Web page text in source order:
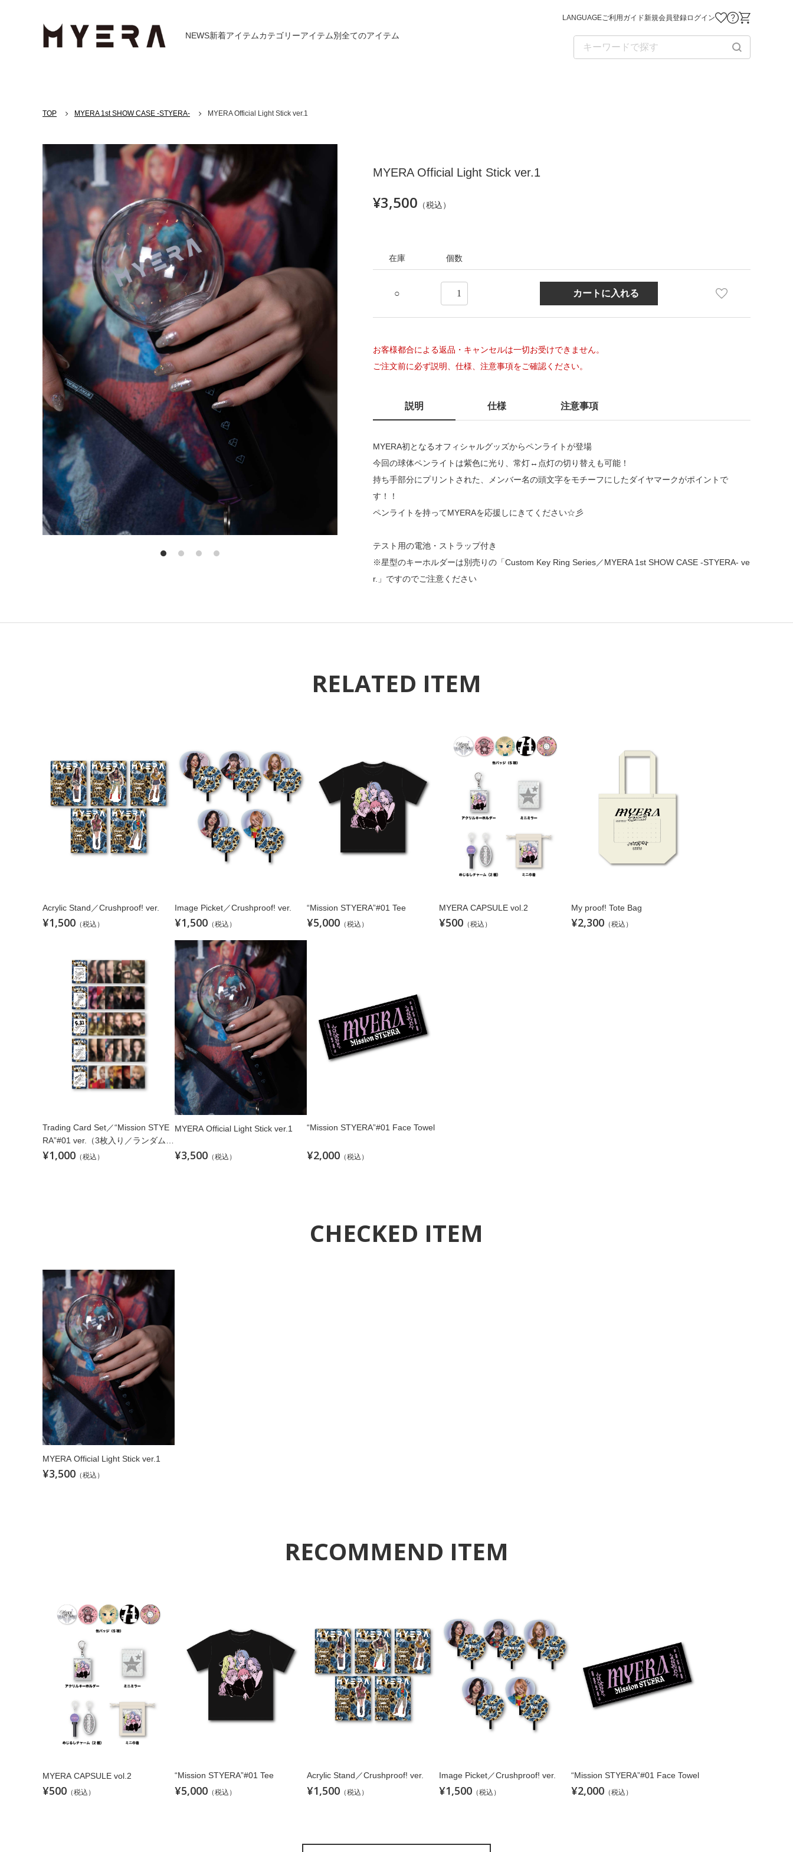
NEWS新着アイテムカテゴリーアイテム別全てのアイテム
LANGUAGEご利用ガイド新規会員登録ログイン お気に入り商品
お問い合わせ
TOP MYERA 1st SHOW CASE -STYERA- MYERA Official Light Stick ver.1
Previous
MYERA Official Light Stick ver.1
¥3,500 （税込）
在庫 個数
○
お客様都合による返品・キャンセルは一切お受けできません。
ご注文前に必ず説明、仕様、注意事項をご確認ください。
説明
MYERA初となるオフィシャルグッズからペンライトが登場
今回の球体ペンライトは紫色に光り、常灯↔︎点灯の切り替えも可能！
持ち手部分にプリントされた、メンバー名の頭文字をモチーフにしたダイヤマークがポイントで
す！！
ペンライトを持ってMYERAを応援しにきてください☆彡
テスト用の電池・ストラップ付き
※星型のキーホルダーは別売りの「Custom Key Ring Series／MYERA 1st SHOW CASE -STYERA- ve
r.」ですのでご注意ください
仕様 注意事項
RELATED ITEM
Acrylic Stand／Crushproof! ver.
¥1,500 （税込）
Image Picket／Crushproof! ver.
¥1,500 （税込）
“Mission STYERA”#01 Tee
¥5,000 （税込）
MYERA CAPSULE vol.2
¥500 （税込）
My proof! Tote Bag
¥2,300 （税込）
Trading Card Set／“Mission STYE
RA”#01 ver.（3枚入り／ランダム／
全30種）
¥1,000 （税込）
MYERA Official Light Stick ver.1
¥3,500 （税込）
“Mission STYERA”#01 Face Towel
¥2,000 （税込）
CHECKED ITEM
MYERA Official Light Stick ver.1
¥3,500 （税込）
RECOMMEND ITEM
MYERA CAPSULE vol.2
¥500 （税込）
“Mission STYERA”#01 Tee
¥5,000 （税込）
Acrylic Stand／Crushproof! ver.
¥1,500 （税込）
Image Picket／Crushproof! ver.
¥1,500 （税込）
“Mission STYERA”#01 Face Towel
¥2,000 （税込）